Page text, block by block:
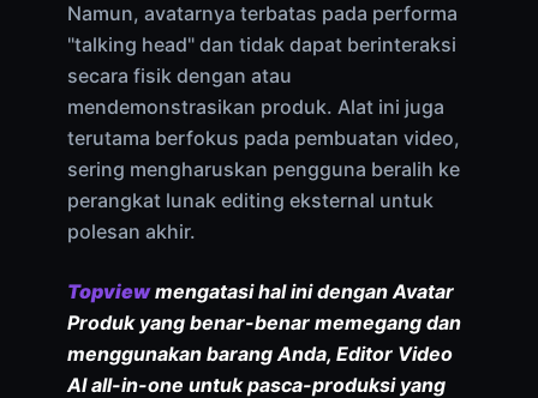
Namun, avatarnya terbatas pada performa
"talking head" dan tidak dapat berinteraksi
secara fisik dengan atau
mendemonstrasikan produk. Alat ini juga
terutama berfokus pada pembuatan video,
sering mengharuskan pengguna beralih ke
perangkat lunak editing eksternal untuk
polesan akhir.
Topviewmengatasi hal ini dengan Avatar
Produk yang benar-benar memegang dan
menggunakan barang Anda, Editor Video
AI all-in-one untuk pasca-produksi yang